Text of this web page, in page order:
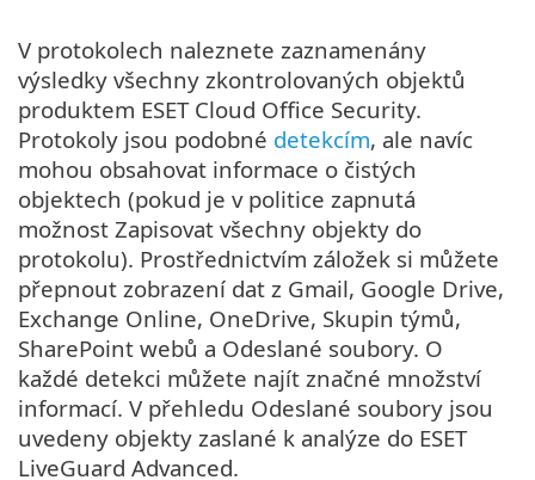
V protokolech naleznete zaznamenány
výsledky všechny zkontrolovaných objektů
produktem ESET Cloud Office Security.
Protokoly jsou podobné detekcím, ale navíc
mohou obsahovat informace o čistých
objektech (pokud je v politice zapnutá
možnost Zapisovat všechny objekty do
protokolu). Prostřednictvím záložek si můžete
přepnout zobrazení dat z Gmail, Google Drive,
Exchange Online, OneDrive, Skupin týmů,
SharePoint webů a Odeslané soubory. O
každé detekci můžete najít značné množství
informací. V přehledu Odeslané soubory jsou
uvedeny objekty zaslané k analýze do ESET
LiveGuard Advanced.